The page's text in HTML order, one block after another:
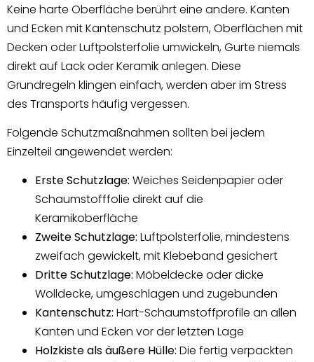
Keine harte Oberfläche berührt eine andere. Kanten
und Ecken mit Kantenschutz polstern, Oberflächen mit
Decken oder Luftpolsterfolie umwickeln, Gurte niemals
direkt auf Lack oder Keramik anlegen. Diese
Grundregeln klingen einfach, werden aber im Stress
des Transports häufig vergessen.
Folgende Schutzmaßnahmen sollten bei jedem
Einzelteil angewendet werden:
Erste Schutzlage: Weiches Seidenpapier oder
Schaumstofffolie direkt auf die
Keramikoberfläche
Zweite Schutzlage: Luftpolsterfolie, mindestens
zweifach gewickelt, mit Klebeband gesichert
Dritte Schutzlage: Möbeldecke oder dicke
Wolldecke, umgeschlagen und zugebunden
Kantenschutz: Hart-Schaumstoffprofile an allen
Kanten und Ecken vor der letzten Lage
Holzkiste als äußere Hülle: Die fertig verpackten